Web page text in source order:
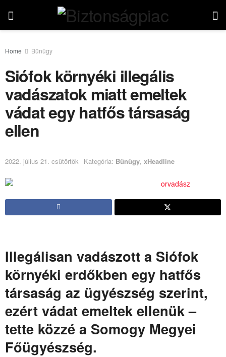
Home Bűnügy
Siófok környéki illegális
vadászatok miatt emeltek
vádat egy hatfős társaság
ellen
2022. július 21. csütörtök Kategória: Bűnügy, xHeadline
Illegálisan vadászott a Siófok
környéki erdőkben egy hatfős
társaság az ügyészség szerint,
ezért vádat emeltek ellenük –
tette közzé a Somogy Megyei
Főügyészség.